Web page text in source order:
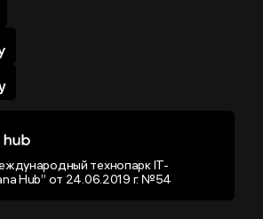
технопарк IT-
Hub” от 24.06.2019 г. №54